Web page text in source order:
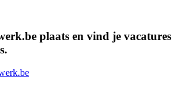
plaats en vind je vacatures